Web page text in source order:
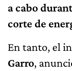
a cabo
corte de
En tanto, el
Garro,